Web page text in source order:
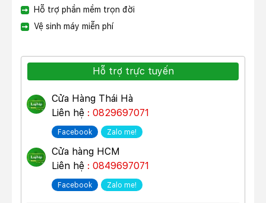
Hỗ trợ phần mềm trọn đời
Vệ sinh máy miễn phí
Hỗ trợ trực tuyến
Cửa Hàng Thái Hà
Liên hệ : 0829697071
Facebook Zalo me!
Cửa hàng HCM
Liên hệ : 0849697071
Facebook Zalo me!